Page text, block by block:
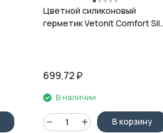
Цветной силиконовый
герметик Vetonit Comfort Sil,
699,72₽
В наличии
В корзину